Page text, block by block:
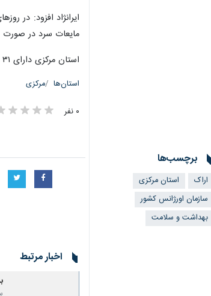
مایعات سرد در صورت بدحالی با اورژانس ۱۱۵
استان مرکزی دارای ۳۱ پایگاه اورژانس ۱۱۵ شهری، ۳۷ پایگاه اورژانس ۱۱۵ جاده‌ای، یک پایگاه اورژانس هوایی و پنج پایگاه اورژانس موتوری و یک دستگاه اتوبوس آمبولانس است.
استان‌ها مرکزی
۰ نفر
برچسب‌ها
اراک
استان مرکزی
سازمان اورژانس کشور
بهداشت و سلامت
اخبار مرتبط